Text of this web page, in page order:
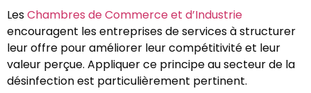
LesChambres de Commerce et d’Industrie
encouragent les entreprises de services à structurer
leur offre pour améliorer leur compétitivité et leur
valeur perçue. Appliquer ce principe au secteur de la
désinfection est particulièrement pertinent.